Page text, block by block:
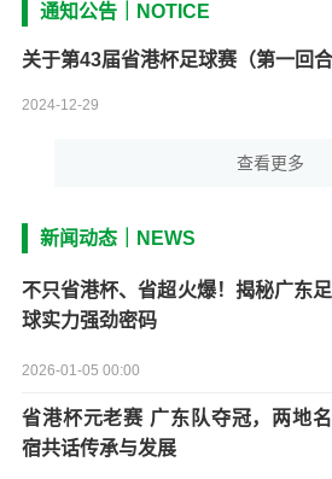
通知公告｜NOTICE
查看更多
2024-12-29
新闻动态｜NEWS
不只省港杯、省超火爆！揭秘广东足
球实力强劲密码
2026-01-05 00:00
省港杯元老赛 广东队夺冠，两地名
宿共话传承与发展